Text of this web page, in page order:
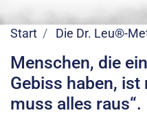
Start Die Dr. Leu®-
Menschen, die
Gebiss haben, ist
muss alles raus“.